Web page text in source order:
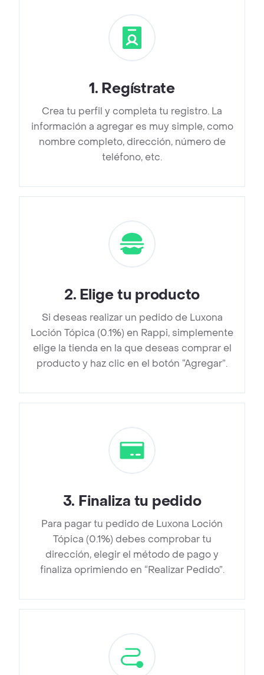
1. Regístrate
Crea tu perfil y completa tu registro. La
información a agregar es muy simple, como
nombre completo, dirección, número de
teléfono, etc.
2. Elige tu producto
Si deseas realizar un pedido de Luxona
Loción Tópica (0.1%) en Rappi, simplemente
elige la tienda en la que deseas comprar el
producto y haz clic en el botón “Agregar”.
3. Finaliza tu pedido
Para pagar tu pedido de Luxona Loción
Tópica (0.1%) debes comprobar tu
dirección, elegir el método de pago y
finaliza oprimiendo en “Realizar Pedido”.